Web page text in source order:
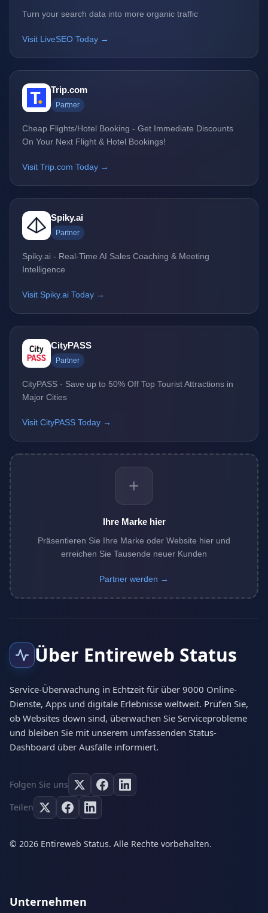
Turn your search data into more organic traffic
Visit LiveSEO Today →
Trip.com
Partner
Cheap Flights/Hotel Booking - Get Immediate Discounts
On Your Next Flight & Hotel Bookings!
Visit Trip.com Today →
Spiky.ai
Partner
Spiky.ai - Real-Time AI Sales Coaching & Meeting
Intelligence
Visit Spiky.ai Today →
CityPASS
Partner
CityPASS - Save up to 50% Off Top Tourist Attractions in
Major Cities
Visit CityPASS Today →
+
Ihre Marke hier
Präsentieren Sie Ihre Marke oder Website hier und
erreichen Sie Tausende neuer Kunden
Partner werden →
Über Entireweb Status
Service-Überwachung in Echtzeit für über 9000 Online-
Dienste, Apps und digitale Erlebnisse weltweit. Prüfen Sie,
ob Websites down sind, überwachen Sie Serviceprobleme
und bleiben Sie mit unserem umfassenden Status-
Dashboard über Ausfälle informiert.
Folgen Sie uns
Teilen
© 2026 Entireweb Status. Alle Rechte vorbehalten.
Unternehmen